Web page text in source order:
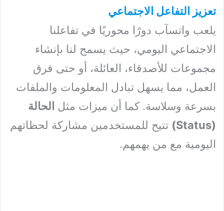
تعزيز التفاعل الاجتماعي
يلعب واتسآب دورًا محوريًا في تفاعلنا
الاجتماعي اليومي، حيث يسمح لنا بإنشاء
مجموعات للأصدقاء، العائلة، أو حتى فرق
العمل، مما يسهل تبادل المعلومات والملفات
بسرعة وسلاسة. كما أن ميزات مثل الحالة
(Status)
تتيح للمستخدمين مشاركة لحظاتهم
اليومية مع من يهمهم.